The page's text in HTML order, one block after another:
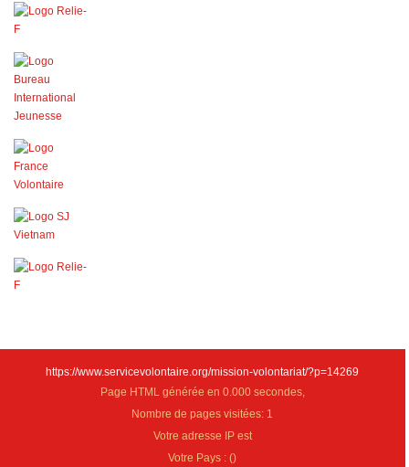
https://www.servicevolontaire.org/mission-volontariat/?p=14269
Page HTML générée en 0.000 secondes,
Nombre de pages visitées: 1
Votre adresse IP est
Votre Pays :()